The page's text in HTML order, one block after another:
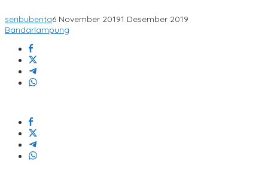
seribuberita6 November 20191 Desember 2019
Bandarlampung